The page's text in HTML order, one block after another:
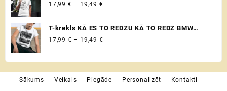
17,99 € – 19,49 €
17,99 €
T-krekls KĀ ES TO REDZU KĀ TO REDZ BMW
VADITĀJS
17,99 € – 19,49 €
through
19,49 €
Sākums Veikals Piegāde Personalizēt Kontakti